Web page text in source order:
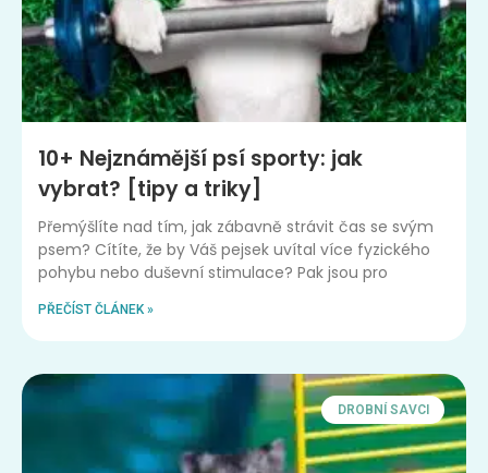
10+ Nejznámější psí sporty: jak
vybrat? [tipy a triky]
Přemýšlíte nad tím, jak zábavně strávit čas se svým
psem? Cítíte, že by Váš pejsek uvítal více fyzického
pohybu nebo duševní stimulace? Pak jsou pro
PŘEČÍST ČLÁNEK »
DROBNÍ SAVCI